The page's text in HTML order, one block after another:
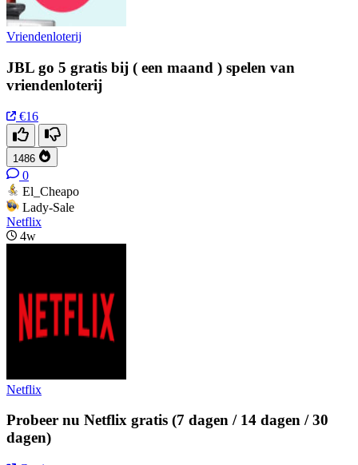
Vriendenloterij
JBL go 5 gratis bij ( een maand ) spelen van
vriendenloterij
€16
1486
0
El_Cheapo
Lady-Sale
Netflix
4w
Netflix
Probeer nu Netflix gratis (7 dagen / 14 dagen / 30
dagen)